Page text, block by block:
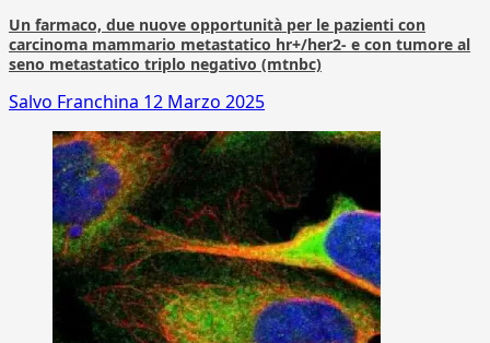
Un farmaco, due nuove opportunità per le pazienti con
carcinoma mammario metastatico hr+/her2- e con tumore al
seno metastatico triplo negativo (mtnbc)
Salvo Franchina 12 Marzo 2025